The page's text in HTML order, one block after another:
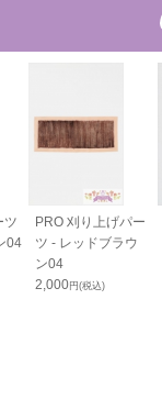
ツ
04
PRO 刈り上げパー
ツ - レッドブラウ
ン04
2,000円(税込)